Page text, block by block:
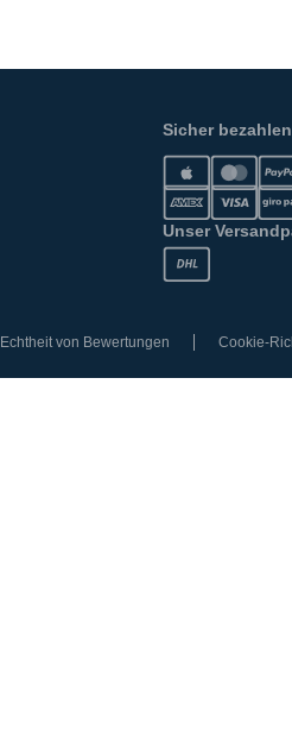
Sicher bezahlen
Unser
Echtheit von Bewertungen Cookie-